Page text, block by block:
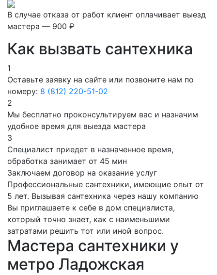
В случае отказа от работ клиент оплачивает выезд
мастера — 900 ₽
Как вызвать сантехника
1
Оставьте заявку на сайте или позвоните нам по
номеру: 8 (812) 220-51-02
2
Мы бесплатно проконсультируем вас и назначим
удобное время для выезда мастера
3
Специалист приедет в назначенное время,
обработка занимает от 45 мин
Заключаем договор на оказание услуг
Профессиональные сантехники, имеющие опыт от
5 лет. Вызывая сантехника через нашу компанию
Вы приглашаете к себе в дом специалиста,
который точно знает, как с наименьшими
затратами решить тот или иной вопрос.
Мастера сантехники у
метро Ладожская